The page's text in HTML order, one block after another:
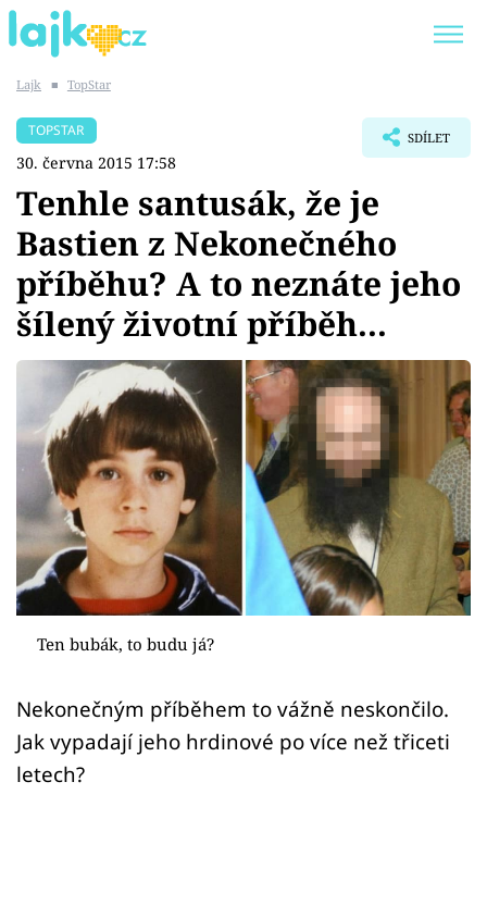
SHOPAHOLICADEL
Témata
Showbyznys
Youtubeři
Virály
Sex a vztahy
Videa
Sledujte prima+
Sledujte nás
Lajk ■ TopStar
TOPSTAR
30. června 2015 17:58
SDÍLET
Tenhle santusák, že je
Bastien z Nekonečného
příběhu? A to neznáte jeho
šílený životní příběh...
Ten bubák, to budu já?
Nekonečným příběhem to vážně neskončilo.
Jak vypadají jeho hrdinové po více než třiceti
letech?